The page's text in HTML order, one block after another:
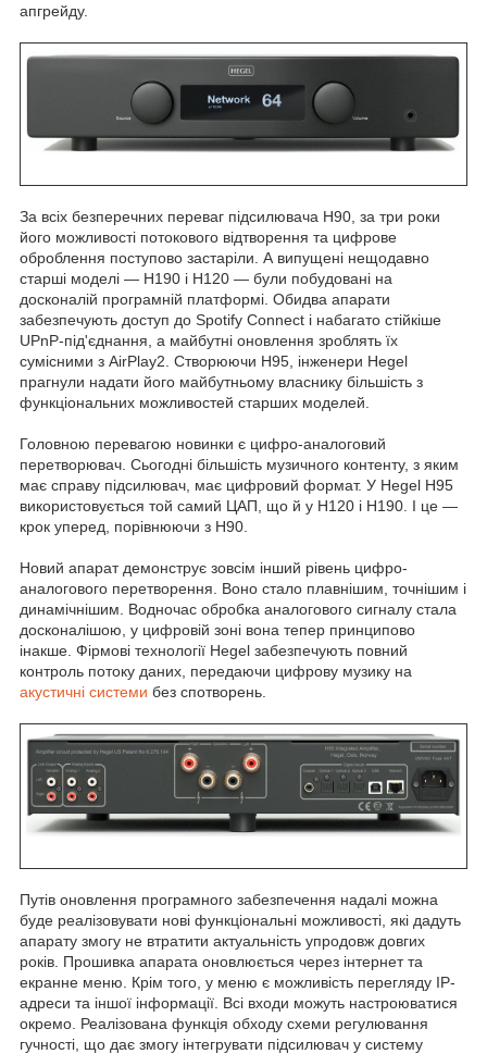
апгрейду.
За всіх безперечних переваг підсилювача H90, за три роки
його можливості потокового відтворення та цифрове
оброблення поступово застаріли. А випущені нещодавно
старші моделі — H190 і H120 — були побудовані на
досконалій програмній платформі. Обидва апарати
забезпечують доступ до Spotify Connect і набагато стійкіше
UPnP-під'єднання, а майбутні оновлення зроблять їх
сумісними з AirPlay2. Створюючи H95, інженери Hegel
прагнули надати його майбутньому власнику більшість з
функціональних можливостей старших моделей.
Головною перевагою новинки є цифро-аналоговий
перетворювач. Сьогодні більшість музичного контенту, з яким
має справу підсилювач, має цифровий формат. У Hegel Н95
використовується той самий ЦАП, що й у Н120 і Н190. І це —
крок уперед, порівнюючи з Н90.
Новий апарат демонструє зовсім інший рівень цифро-
аналогового перетворення. Воно стало плавнішим, точнішим і
динамічнішим. Водночас обробка аналогового сигналу стала
досконалішою, у цифровій зоні вона тепер принципово
інакше. Фірмові технології Hegel забезпечують повний
контроль потоку даних, передаючи цифрову музику на
акустичні системи без спотворень.
Путів оновлення програмного забезпечення надалі можна
буде реалізовувати нові функціональні можливості, які дадуть
апарату змогу не втратити актуальність упродовж довгих
років. Прошивка апарата оновлюється через інтернет та
екранне меню. Крім того, у меню є можливість перегляду IP-
адреси та іншої інформації. Всі входи можуть настроюватися
окремо. Реалізована функція обходу схеми регулювання
гучності, що дає змогу інтегрувати підсилювач у систему